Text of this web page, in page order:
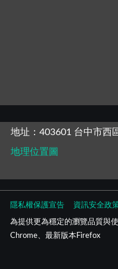
地址：403601 台中市西
地理位置圖
隱私權保護宣告 資訊安全政
為提供更為穩定的瀏覽品質與
Chrome、最新版本Firefox